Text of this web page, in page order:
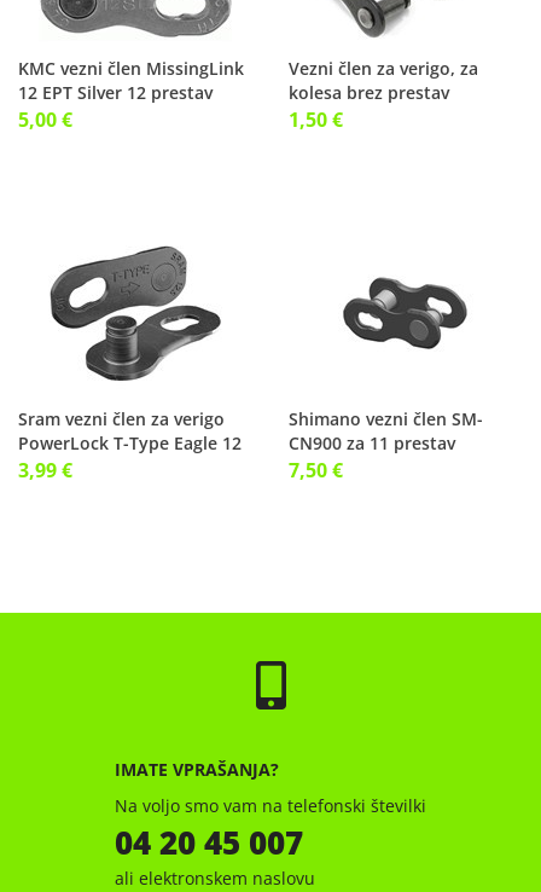
KMC vezni člen MissingLink
12 EPT Silver 12 prestav
5,00 €
Vezni člen za verigo, za
kolesa brez prestav
1,50 €
Sram vezni člen za verigo
PowerLock T-Type Eagle 12
pr
3,99 €
Shimano vezni člen SM-
CN900 za 11 prestav
7,50 €
IMATE VPRAŠANJA?
Na voljo smo vam na telefonski številki
04 20 45 007
ali elektronskem naslovu